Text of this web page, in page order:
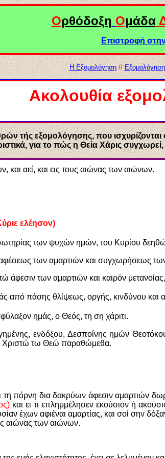
Ορθόδοξη Ομάδα
Επιστροφή
Η Εξομολόγηση//
Ακολουθία
τής εξομολόγησης, που
για το πώς η Θεία Χάρις
και αεί, και εις τους αιώνας των αιώνων.
ελέησον)
των ψυχών ημών, του Κυρίου
των αμαρτιών και συγχωρήσεως
των αμαρτιών και καιρόν
από πάσης θλίψεως, οργής, κινδύνου και
ημάς, ο Θεός, τη ση χάριτι.
ενδόξου, Δεσποίνης ημών
Χριστώ τω Θεώ παραθώμεθα.
πόρνη δια δακρύων άφεσιν αμαρτιών
και ει τι επλημμέλησεν εκούσιον ή
έχων αφιέναι αμαρτίας, και σοί σην
αιώνας των αιώνων.